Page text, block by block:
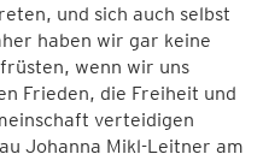
und sich auch selbst
haben wir gar keine
wenn wir uns
Frieden, die Freiheit und
verteidigen
Johanna Mikl-Leitner am